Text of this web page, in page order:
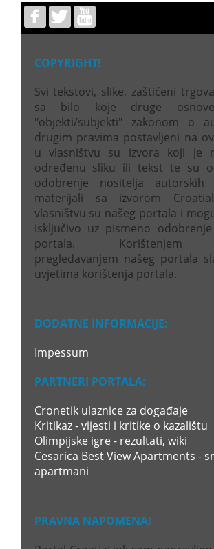
COPYRIGHT!
Svi tekstovi, slike, zaštićeni
sa bilo koje druge osnove
"objekti/subjekti" zakonom o
drugim pravima postavljeni na
u vlasništvu su izvora koji je
određenu sliku ili tekst te su
odobrenje nositelja autorskih
materijali sa izvorom
vlasništvu su našeg portala i
isključivo uz pismeno
portala. Korištenjem
pregledavanjem našeg portala
uvjetima korištenja portala.
DODATNE INFORMACIJE:
Impessum
PARTNERI PORTALA:
Cronetik ulaznice za događaje
Kritikaz - vijesti i kritike o kazalištu
Olimpijske igre - rezultati, wiki
Cesarica Best View Apartments -
apartmani
PRAVNA NAPOMENA!